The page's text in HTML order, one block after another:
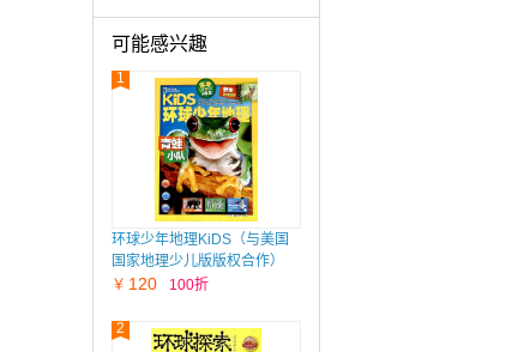
可能感兴趣
1
环球少年地理KiDS（与美国
国家地理少儿版版权合作）
（1年共12期）（杂志订阅）
￥ 120 100折
2